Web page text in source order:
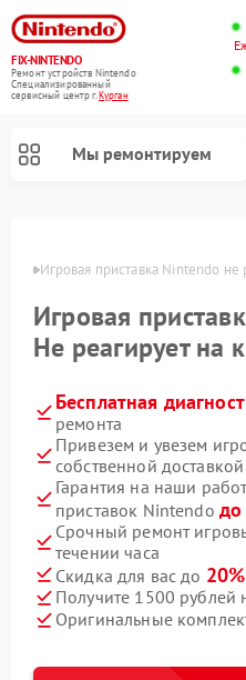
FIX-NINTENDO
Ремонт устройств Nintendo
Специализированный
cервисный центр г.Курган
Мы ремонтируем
Игровая приставка Nintendo не
Игровая
Не реагирует на
Бесплатная
ремонта
Привезем и увезем
собственной доставкой
Гарантия на наши
приставок Nintendo до
Срочный ремонт
течении часа
Скидка для вас до 20%
Получите 1500 рублей
Оригинальные